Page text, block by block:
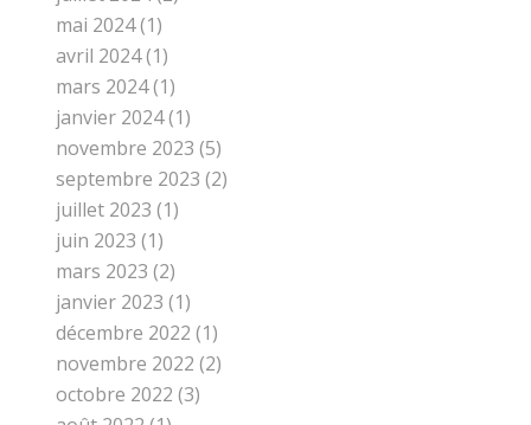
mai 2024(1)
avril 2024(1)
mars 2024(1)
janvier 2024(1)
novembre 2023 (5)
septembre 2023 (2)
juillet 2023 (1)
juin 2023 (1)
mars 2023 (2)
janvier 2023 (1)
décembre 2022 (1)
novembre 2022 (2)
octobre 2022 (3)